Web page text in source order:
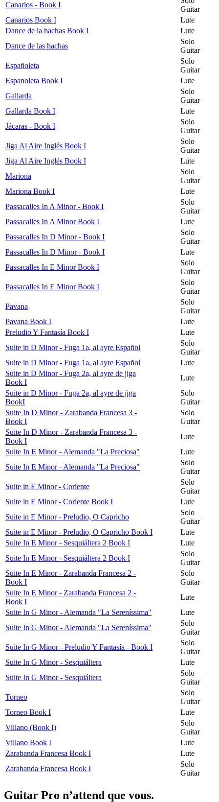
Canarios - Book I
Guitar
Canarios Book I
Lute
Dance de la hachas Book I
Lute
Dance de las hachas
Solo
Guitar
Españoleta
Solo
Guitar
Espanoleta Book I
Lute
Gallarda
Solo
Guitar
Gallarda Book I
Lute
Jácaras - Book I
Solo
Guitar
Jiga Al Aire Inglés Book I
Solo
Guitar
Jiga Al Aire Inglés Book I
Lute
Mariona
Solo
Guitar
Mariona Book I
Lute
Passacalles In A Minor - Book I
Solo
Guitar
Passacalles In A Minor Book I
Lute
Passacalles In D Minor - Book I
Solo
Guitar
Passacalles In D Minor - Book I
Lute
Passacalles In E Minor Book I
Solo
Guitar
Passacalles In E Minor Book I
Solo
Guitar
Pavana
Solo
Guitar
Pavana Book I
Lute
Preludio Y Fantasía Book I
Lute
Suite in D Minor - Fuga 1a, al ayre Español
Solo
Guitar
Suite in D Minor - Fuga 1a, al ayre Español
Lute
Suite in D Minor - Fuga 2a, al ayre de jiga
Book I
Lute
Suite in D Minor - Fuga 2a, al ayre de jiga
BookI
Solo
Guitar
Suite In D Minor - Zarabanda Francesa 3 -
Book I
Solo
Guitar
Suite In D Minor - Zarabanda Francesa 3 -
Book I
Lute
Suite In E Minor - Alemanda "La Preciosa"
Lute
Suite In E Minor - Alemanda "La Preciosa"
Solo
Guitar
Suite in E Minor - Coriente
Solo
Guitar
Suite in E Minor - Coriente Book I
Lute
Suite in E Minor - Preludio, O Capricho
Solo
Guitar
Suite in E Minor - Preludio, O Capricho Book I
Lute
Suite In E Minor - Sesquiáltera 2 Book I
Lute
Suite In E Minor - Sesquiáltera 2 Book I
Solo
Guitar
Suite In E Minor - Zarabanda Francesa 2 -
Book I
Solo
Guitar
Suite In E Minor - Zarabanda Francesa 2 -
Book I
Lute
Suite In G Minor - Alemanda "La Sereníssima"
Lute
Suite In G Minor - Alemanda "La Sereníssima"
Solo
Guitar
Suite In G Minor - Preludio Y Fantasía - Book I
Solo
Guitar
Suite In G Minor - Sesquiáltera
Lute
Suite In G Minor - Sesquiáltera
Solo
Guitar
Torneo
Solo
Guitar
Torneo Book I
Lute
Villano (Book I)
Solo
Guitar
Villano Book I
Lute
Zarabanda Francesa Book I
Lute
Zarabanda Francesa Book I
Solo
Guitar
Guitar Pro n’attend que vous.